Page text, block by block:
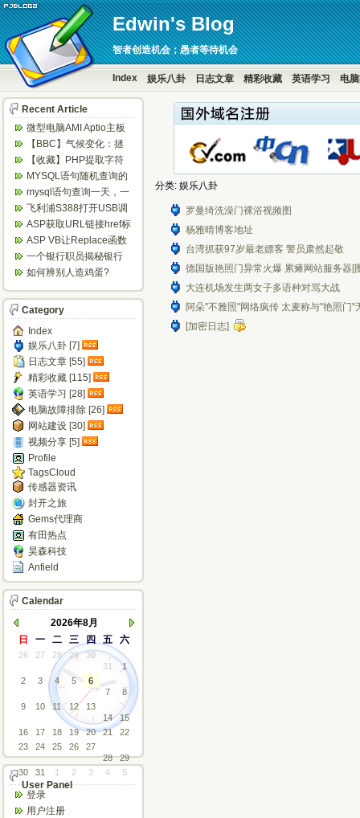
Edwin's Blog
智者创造机会；愚者等待机会
Index 娱乐八卦 日志文章 精彩收藏 英语学习 电
分类: 娱乐八卦
罗曼绮洗澡门裸浴视频图
杨雅晴博客地址
台湾抓获97岁最老嫖客 警员肃然起敬
德国版艳照门异常火爆 累瘫网站服务器[
大连机场发生两女子多语种对骂大战
阿朵"不雅照"网络疯传 太麦称与"艳照门"
[加密日志]
Recent Article
微型电脑AMI Aptio主板
BIOS设置定时开机...
【BBC】气候变化：拯
救地球，6个你意想不到
的方法...
【收藏】PHP提取字符
串中的数字
MYSQL语句随机查询的
实现方法
mysql语句查询一天，一
周等隔日数据
飞利浦S388打开USB调
试方法
ASP获取URL链接href标
签的值
ASP VB让Replace函数
替换不区分大小写 ...
一个银行职员揭秘银行
闹钱荒内幕
如何辨别人造鸡蛋?
Category
Index
娱乐八卦 [7]
日志文章 [55]
精彩收藏 [115]
英语学习 [28]
电脑故障排除 [26]
网站建设 [30]
视频分享 [5]
Profile
TagsCloud
传感器资讯
封开之旅
Gems代理商
有田热点
昊森科技
Anfield
Calendar
2026年8月
日
一 二 三 四 五 六
26 27 28 29
30
31
1
2
3 4 5
6
7
8
9
10 11 12
13
14
15
16
17 18 19 20 21
22
23
24 25 26
27
28
29
30
31 1 2 3 4 5
User Panel
登录
用户注册